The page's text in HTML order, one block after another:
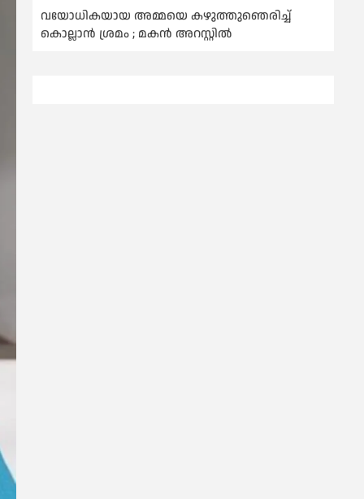
വയോധികയായ അമ്മയെ കഴുത്തുഞെരിച്ച്
കൊല്ലാന്‍ ശ്രമം ; മകന്‍ അറസ്റ്റില്‍